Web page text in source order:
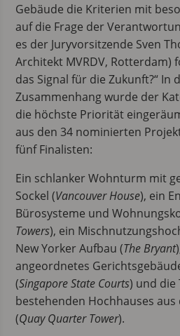
Gebäude die Kriterien mit
auf die Frage der
es der Juryvorsitzende Sven
Architekt MVRDV, Rotterdam)
das Signal für die Zukunft?“ In
Zusammenhang wurde der
die höchste Priorität
aus den 34 nominierten
fünf Finalisten:
Ein schlanker Wohnturm mit
Sockel (Vancouver House), ein
Bürosysteme und
Towers), ein
New Yorker Aufbau (The Bryant
angeordnetes
(Singapore State Courts) und die
bestehenden Hochhauses aus
(Quay Quarter Tower).